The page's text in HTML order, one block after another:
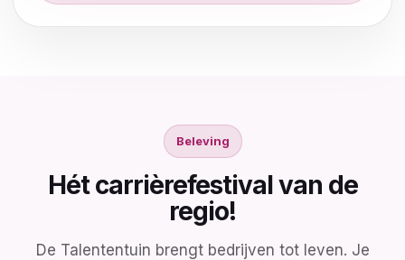
Beleving
Hét carrièrefestival van de
regio!
De Talententuin brengt bedrijven tot leven. Je